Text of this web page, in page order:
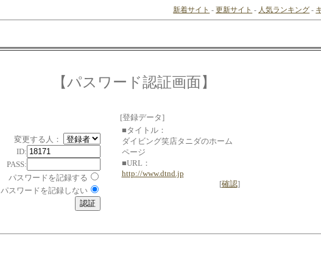
新着サイト -更新サイト - 人気ランキング -
【パスワード認証画面】
変更する人：
ID:
PASS:
パスワードを記録する
パスワードを記録しない
[登録データ]
■タイトル：
ダイビング笑店タニダのホーム
ページ
■URL：
http://www.dtnd.jp
[確認]